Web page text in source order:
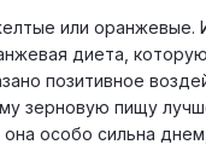
или оранжевые.
диета,
позитивное
зерновую пищу
она особо сильна